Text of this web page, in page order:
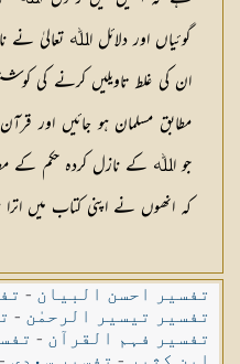
گوئیاں اور دلائل اﷲ تعالیٰ نے
ان کی غلط تاویلیں کرنے کی
مطابق مسلمان ہو جائیں اور
جو اﷲ کے نازل کردہ حکم کے
کہ انھوں نے اپنی کتاب میں اترا
تفسیر احسن البیان -
تفسیر تیسیر الرحمٰن -
تفسیر فہم القرآن -